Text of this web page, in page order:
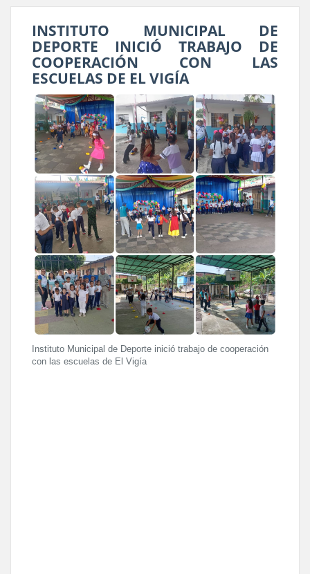
INSTITUTO MUNICIPAL DE
DEPORTE INICIÓ TRABAJO DE
COOPERACIÓN CON LAS
ESCUELAS DE EL VIGÍA
Instituto Municipal de Deporte inició trabajo de cooperación
con las escuelas de El Vigía